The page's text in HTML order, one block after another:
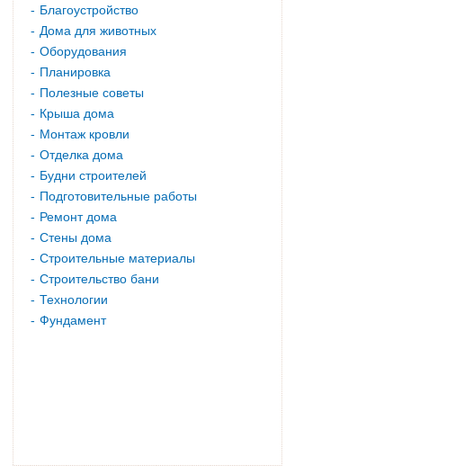
Благоустройство
Дома для животных
Оборудования
Планировка
Полезные советы
Крыша дома
Монтаж кровли
Отделка дома
Будни строителей
Подготовительные работы
Ремонт дома
Стены дома
Строительные материалы
Строительство бани
Технологии
Фундамент